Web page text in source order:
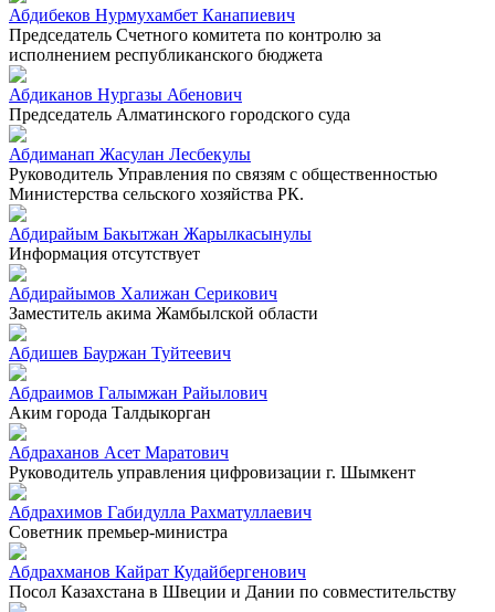
Абдибеков Нурмухамбет Канапиевич
Председатель Счетного комитета по контролю за
исполнением республиканского бюджета
Абдиканов Нургазы Абенович
Председатель Алматинского городского суда
Абдиманап Жасулан Лесбекулы
Руководитель Управления по связям с общественностью
Министерства сельского хозяйства РК.
Абдирайым Бакытжан Жарылкасынулы
Информация отсутствует
Абдирайымов Халижан Серикович
Заместитель акима Жамбылской области
Абдишев Бауржан Туйтеевич
Абдраимов Галымжан Райылович
Аким города Талдыкорган
Абдраханов Асет Маратович
Руководитель управления цифровизации г. Шымкент
Абдрахимов Габидулла Рахматуллаевич
Советник премьер-министра
Абдрахманов Кайрат Кудайбергенович
Посол Казахстана в Швеции и Дании по совместительству